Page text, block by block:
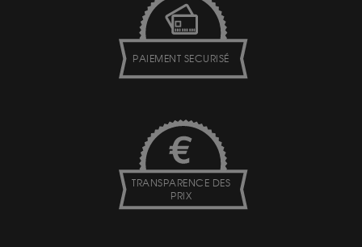
PAIEMENT SECURISÉ
TRANSPARENCE DES
PRIX